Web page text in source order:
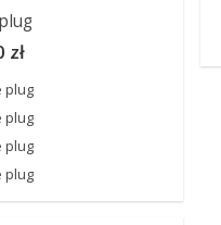
zł
plug
plug
plug
plug